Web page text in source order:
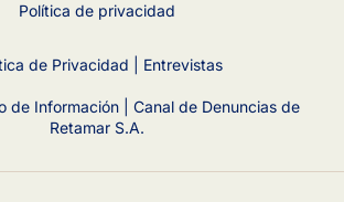
Política de privacidad
de Privacidad | Entrevistas
de Información | Canal de Denuncias de
Retamar S.A.